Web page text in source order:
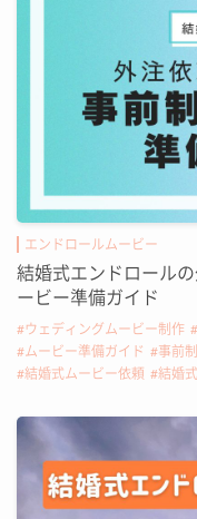
エンドロールムービー
結婚式エンドロール
ービー準備ガイド
ウェディングムービー制作
ムービー準備ガイド
事前
結婚式ムービー依頼
結婚